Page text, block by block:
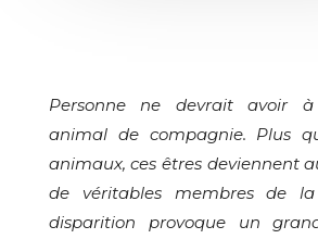
Personne ne devrait avoir
animal de compagnie. Plus
animaux, ces êtres deviennent
de véritables membres de
disparition provoque un